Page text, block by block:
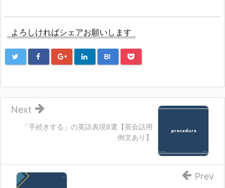
よろしければシェアお願いします
B!
「手続きする」の英語表現8選【英会話用
例文あり】
Next
Prev